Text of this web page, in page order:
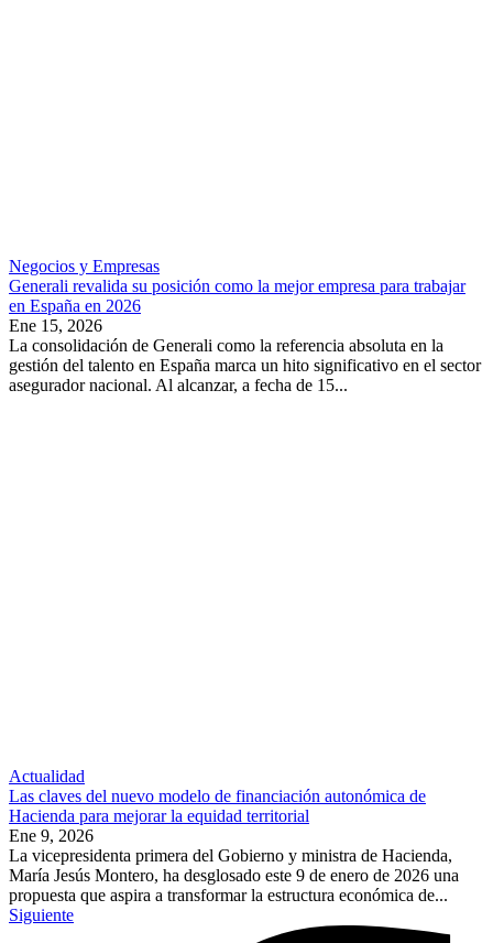
Negocios y Empresas
Generali revalida su posición como la mejor empresa para trabajar
en España en 2026
Ene 15, 2026
La consolidación de Generali como la referencia absoluta en la
gestión del talento en España marca un hito significativo en el sector
asegurador nacional. Al alcanzar, a fecha de 15...
Actualidad
Las claves del nuevo modelo de financiación autonómica de
Hacienda para mejorar la equidad territorial
Ene 9, 2026
La vicepresidenta primera del Gobierno y ministra de Hacienda,
María Jesús Montero, ha desglosado este 9 de enero de 2026 una
propuesta que aspira a transformar la estructura económica de...
Siguiente